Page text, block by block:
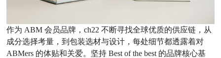
作为 ABM 会员品牌，ch22 不断寻找全球优质的供应链，从
成分选择考量，到包装选材与设计，每处细节都透露着对
ABMers 的体贴和关爱。坚持 Best of the best 的品牌核心基